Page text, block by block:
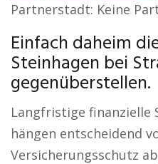
Partnerstadt: Keine
Einfach daheim
Steinhagen bei
gegenüberstellen.
Langfristige finanzielle
hängen entscheidend
Versicherungsschutz